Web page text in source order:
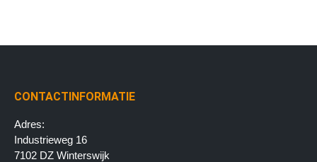
CONTACTINFORMATIE
Adres:
Industrieweg 16
7102 DZ Winterswijk